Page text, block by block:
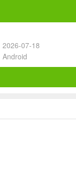
2026-07-18
Android